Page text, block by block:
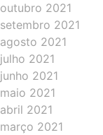
outubro 2021
setembro 2021
agosto 2021
julho 2021
junho 2021
maio 2021
abril 2021
março 2021